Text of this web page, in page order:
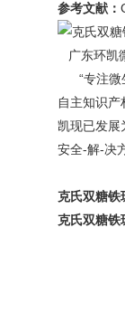
参考文献：
广东环凯
“专注微
自主知识
凯现已发展
安全-解-决
克氏双糖铁
克氏双糖铁